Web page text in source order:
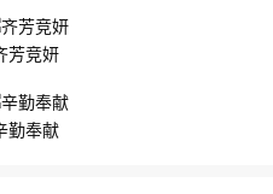
芳竞妍
勤奉献